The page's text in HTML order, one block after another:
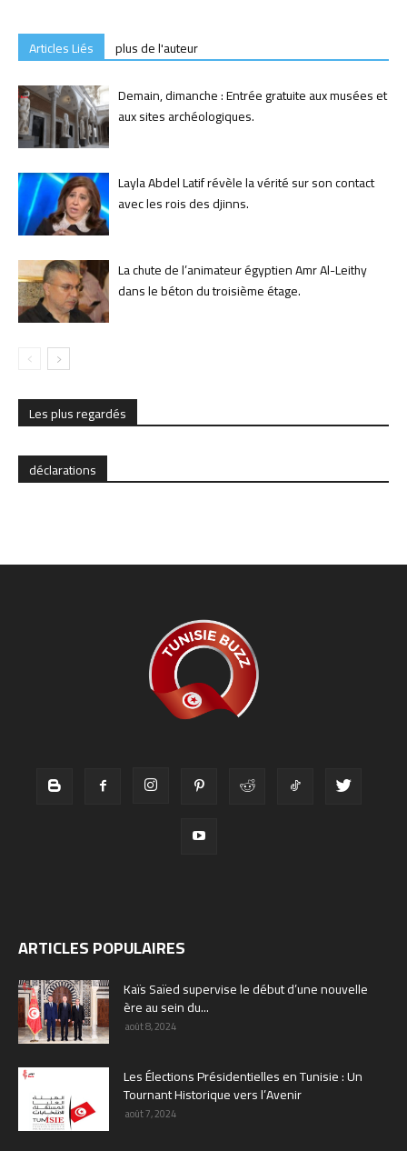
Articles Liés
plus de l'auteur
Demain, dimanche : Entrée gratuite aux musées et
aux sites archéologiques.
Layla Abdel Latif révèle la vérité sur son contact
avec les rois des djinns.
La chute de l’animateur égyptien Amr Al-Leithy
dans le béton du troisième étage.
Les plus regardés
déclarations
ARTICLES POPULAIRES
Kaïs Saïed supervise le début d’une nouvelle
ère au sein du...
août 8, 2024
Les Élections Présidentielles en Tunisie : Un
Tournant Historique vers l’Avenir
août 7, 2024